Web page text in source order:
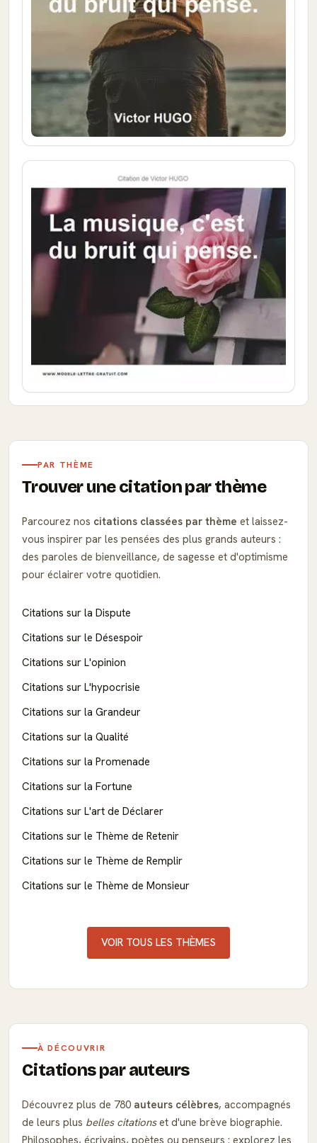
PAR THÈME
Trouver une citation par thème
Parcourez nos citations classées par thème et laissez-
vous inspirer par les pensées des plus grands auteurs :
des paroles de bienveillance, de sagesse et d'optimisme
pour éclairer votre quotidien.
Citations sur la Dispute
Citations sur le Désespoir
Citations sur L'opinion
Citations sur L'hypocrisie
Citations sur la Grandeur
Citations sur la Qualité
Citations sur la Promenade
Citations sur la Fortune
Citations sur L'art de Déclarer
Citations sur le Thème de Retenir
Citations sur le Thème de Remplir
Citations sur le Thème de Monsieur
VOIR TOUS LES THÈMES
À DÉCOUVRIR
Citations par auteurs
Découvrez plus de 780 auteurs célèbres, accompagnés
de leurs plus belles citationset d'une brève biographie.
Philosophes, écrivains, poètes ou penseurs : explorez les